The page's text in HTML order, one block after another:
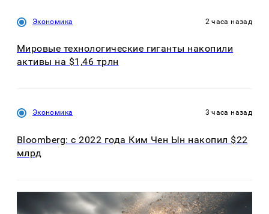
Экономика 2 часа назад
Мировые технологические гиганты накопили
активы на $1,46 трлн
Экономика 3 часа назад
Bloomberg: с 2022 года Ким Чен Ын накопил $22
млрд